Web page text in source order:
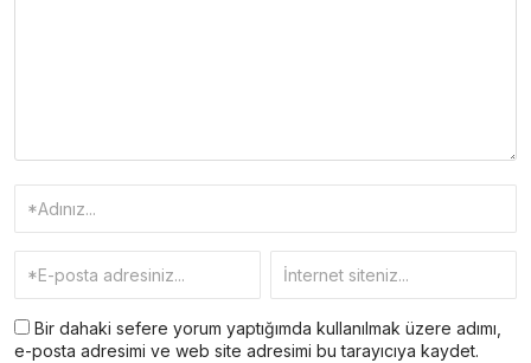
Bir dahaki sefere yorum yaptığımda kullanılmak üzere adımı,
e-posta adresimi ve web site adresimi bu tarayıcıya kaydet.